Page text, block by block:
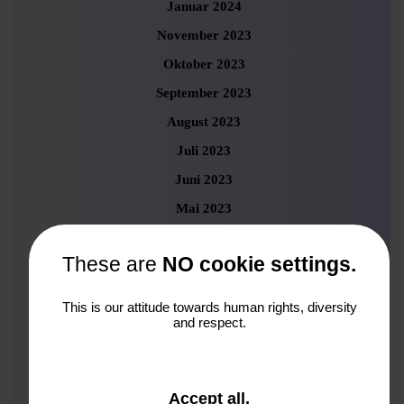
Januar 2024
November 2023
Oktober 2023
September 2023
August 2023
Juli 2023
Juni 2023
Mai 2023
März 2023
Januar 2023
These are NO cookie settings.
This is our attitude towards human rights, diversity
and respect.
Accept alland
.